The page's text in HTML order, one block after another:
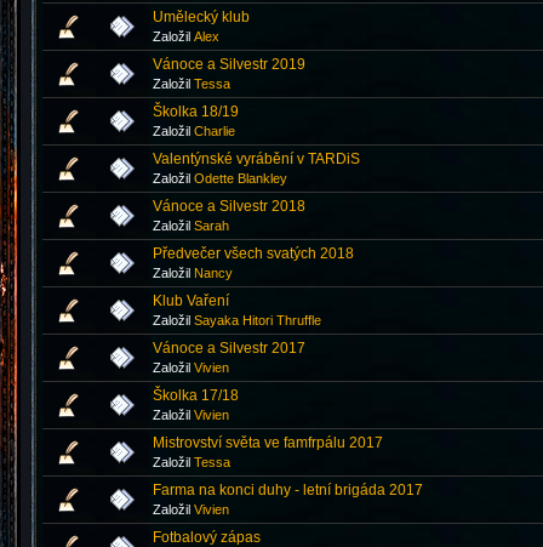
Umělecký klub
Založil Аlex
Vánoce a Silvestr 2019
Založil Tessa
Školka 18/19
Založil Charlie
Valentýnské vyrábění v TARDiS
Založil Odette Blankley
Vánoce a Silvestr 2018
Založil Sarah
Předvečer všech svatých 2018
Založil Nancy
Klub Vaření
Založil Sayaka Hitori Thruffle
Vánoce a Silvestr 2017
Založil Vivien
Školka 17/18
Založil Vivien
Mistrovství světa ve famfrpálu 2017
Založil Tessa
Farma na konci duhy - letní brigáda 2017
Založil Vivien
Fotbalový zápas